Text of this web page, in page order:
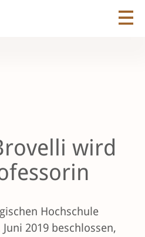
wird
Hochschule
2019 beschlossen,